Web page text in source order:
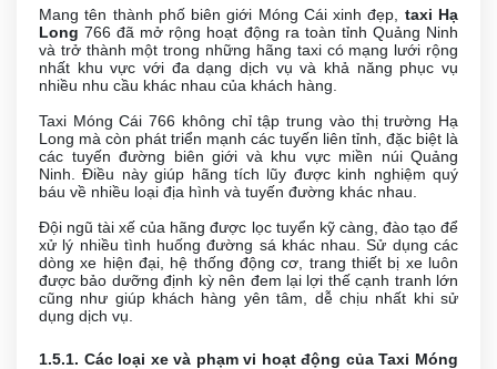
Mang tên thành phố biên giới Móng Cái xinh đẹp,
taxi Hạ
Long 766 đã mở rộng hoạt động ra toàn tỉnh Quảng Ninh
và trở thành một trong những hãng taxi có mạng lưới rộng
nhất khu vực với đa dạng dịch vụ và khả năng phục vụ
nhiều nhu cầu khác nhau của khách hàng.
Taxi Móng Cái 766 không chỉ tập trung vào thị trường Hạ
Long mà còn phát triển mạnh các tuyến liên tỉnh, đặc biệt là
các tuyến đường biên giới và khu vực miền núi Quảng
Ninh. Điều này giúp hãng tích lũy được kinh nghiệm quý
báu về nhiều loại địa hình và tuyến đường khác nhau.
Đội ngũ tài xế của hãng được lọc tuyển kỹ càng, đào tạo để
xử lý nhiều tình huống đường sá khác nhau. Sử dụng các
dòng xe hiện đại, hệ thống động cơ, trang thiết bị xe luôn
được bảo dưỡng định kỳ nên đem lại lợi thế cạnh tranh lớn
cũng như giúp khách hàng yên tâm, dễ chịu nhất khi sử
dụng dịch vụ.
1.5.1. Các loại xe và phạm vi hoạt động của Taxi Móng